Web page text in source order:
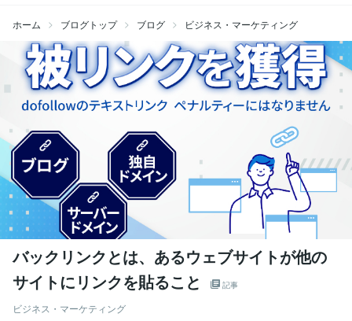
ホーム ブログトップ ブログ ビジネス・マーケティング
バックリンクとは、あるウェブサイトが他の
サイトにリンクを貼ること
記事
ビジネス・マーケティング